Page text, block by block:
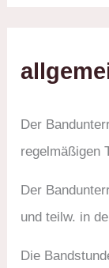
Der
regelmäßigen
Der
und teilw. in
Die